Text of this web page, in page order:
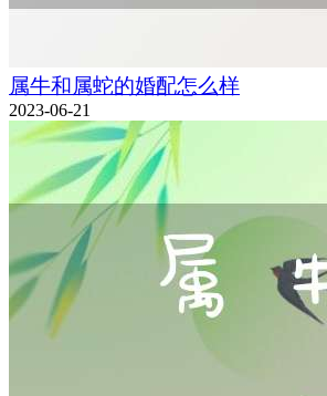
属牛和属蛇的婚配怎么样
2023-06-21